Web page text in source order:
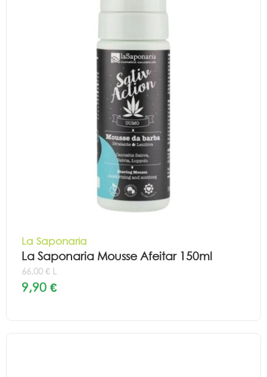
La Saponaria
La Saponaria Mousse Afeitar 150ml
66,00 € L
9,90 €